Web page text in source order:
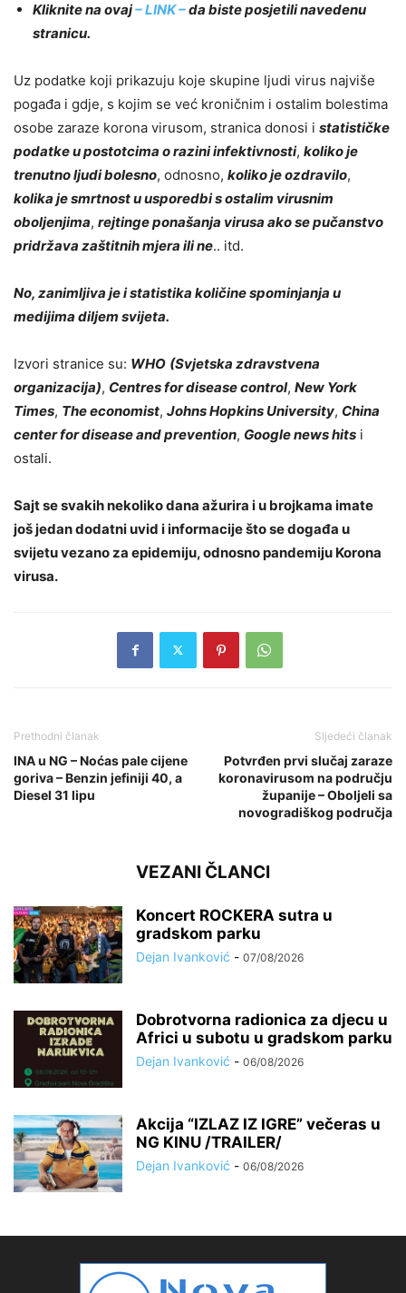
Kliknite na ovaj– LINK –da biste posjetili navedenu
stranicu.
Uz podatke koji prikazuju koje skupine ljudi virus najviše
pogađa i gdje, s kojim se već kroničnim i ostalim bolestima
osobe zaraze korona virusom, stranica donosi i statističke
podatke u postotcima o razini infektivnosti, koliko je
trenutno ljudi bolesno, odnosno, koliko je ozdravilo,
kolika je smrtnost u usporedbi s ostalim virusnim
oboljenjima, rejtinge ponašanja virusa ako se pučanstvo
pridržava zaštitnih mjera ili ne.. itd.
No, zanimljiva je i statistika količine spominjanja u
medijima diljem svijeta.
Izvori stranice su: WHO (Svjetska zdravstvena
organizacija), Centres for disease control, New York
Times, The economist, Johns Hopkins University, China
center for disease and prevention, Google news hits i
ostali.
Sajt se svakih nekoliko dana ažurira i u brojkama imate
još jedan dodatni uvid i informacije što se događa u
svijetu vezano za epidemiju, odnosno pandemiju Korona
virusa.
Prethodni članak
INA u NG – Noćas pale cijene
goriva – Benzin jefiniji 40, a
Diesel 31 lipu
Sljedeći članak
Potvrđen prvi slučaj zaraze
koronavirusom na području
županije – Oboljeli sa
novogradiškog područja
VEZANI ČLANCI
Koncert ROCKERA sutra u
gradskom parku
Dejan Ivanković - 07/08/2026
Dobrotvorna radionica za djecu u
Africi u subotu u gradskom parku
Dejan Ivanković - 06/08/2026
Akcija “IZLAZ IZ IGRE” večeras u
NG KINU /TRAILER/
Dejan Ivanković - 06/08/2026